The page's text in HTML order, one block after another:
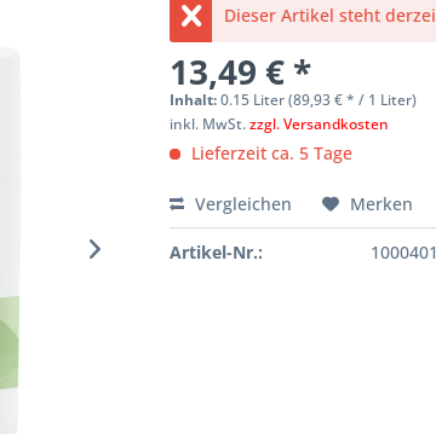
Dieser Artikel steht
13,49 € *
Inhalt:0.15 Liter (89,93 € * / 1 Liter)
inkl. MwSt.zzgl. Versandkosten
Lieferzeit ca. 5 Tage
Vergleichen Merken
Artikel-Nr.: